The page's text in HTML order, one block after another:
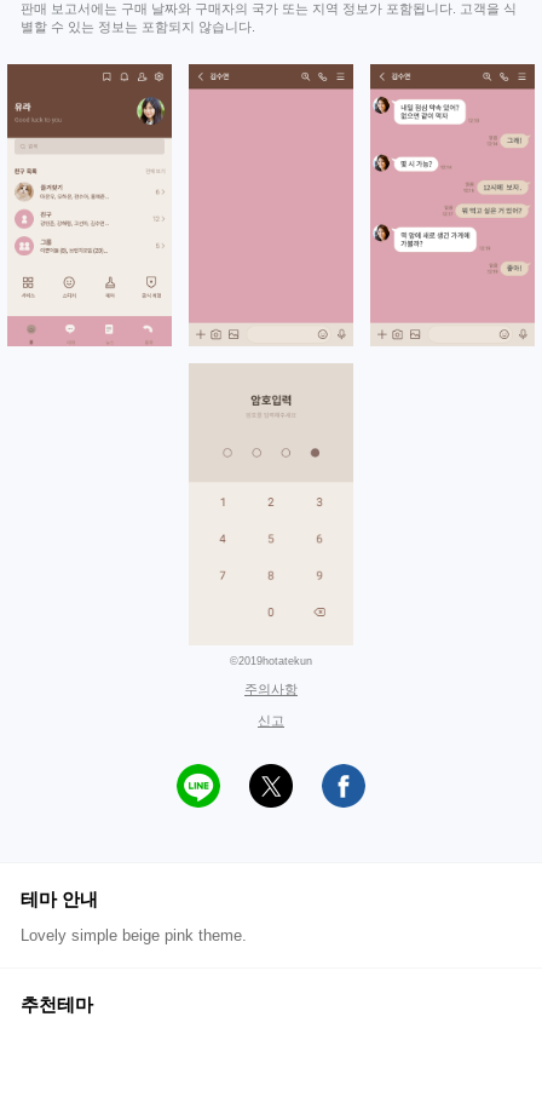
판매 보고서에는 구매 날짜와 구매자의 국가 또는 지역 정보가 포함됩니다. 고객을 식
별할 수 있는 정보는 포함되지 않습니다.
©2019hotatekun
주의사항
신고
테마 안내
Lovely simple beige pink theme.
추천테마